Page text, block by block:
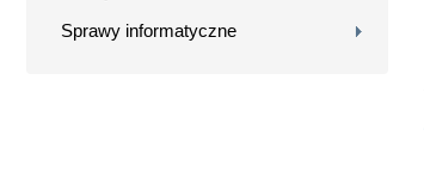
Sprawy informatyczne